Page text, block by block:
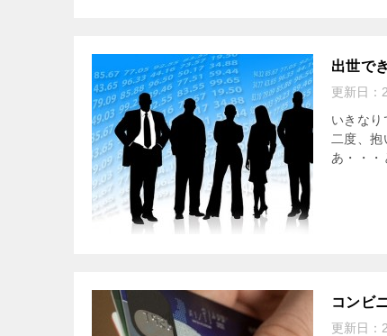
出世で
更新日：
いきな
二度、
あ・・
コンビ
更新日：